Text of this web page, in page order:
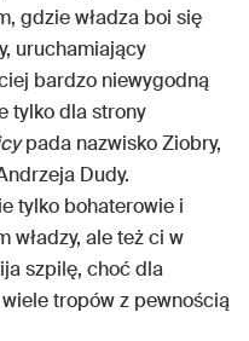
gdzie władza boi się
uruchamiający
bardzo niewygodną
tylko dla strony
pada nazwisko Ziobry,
Dudy.
tylko bohaterowie i
władzy, ale też ci w
szpilę, choć dla
tropów z pewnością